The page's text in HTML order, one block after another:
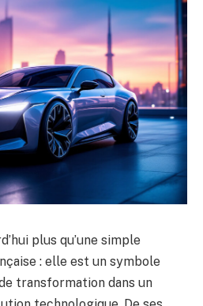
plus qu’une simple
: elle est un symbole
transformation dans un